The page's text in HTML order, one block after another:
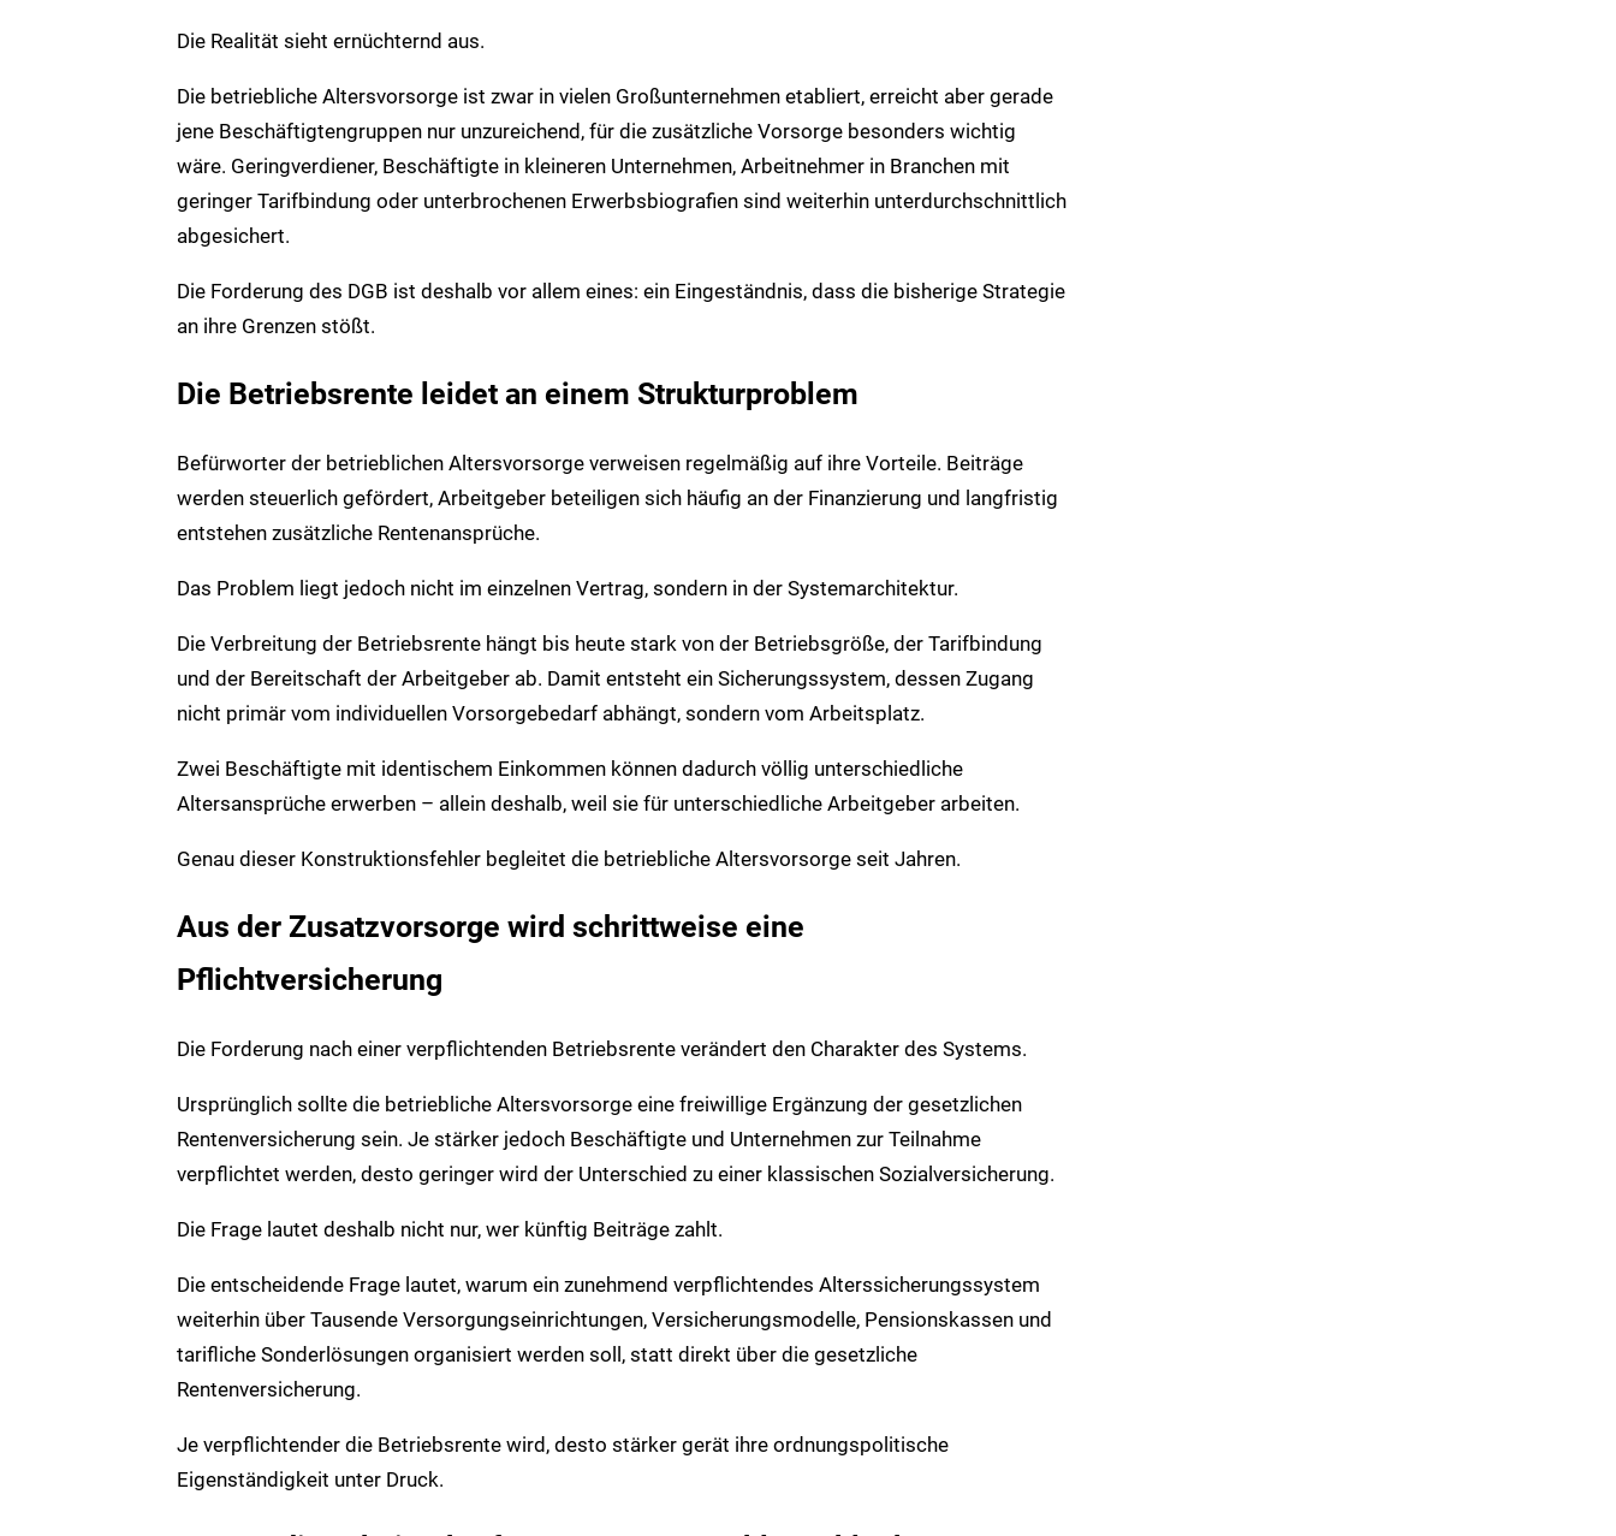
Die Realität sieht ernüchternd aus.
Die betriebliche Altersvorsorge ist zwar in vielen Großunternehmen etabliert, erreicht aber gerade
jene Beschäftigtengruppen nur unzureichend, für die zusätzliche Vorsorge besonders wichtig
wäre. Geringverdiener, Beschäftigte in kleineren Unternehmen, Arbeitnehmer in Branchen mit
geringer Tarifbindung oder unterbrochenen Erwerbsbiografien sind weiterhin unterdurchschnittlich
abgesichert.
Die Forderung des DGB ist deshalb vor allem eines: ein Eingeständnis, dass die bisherige Strategie
an ihre Grenzen stößt.
Die Betriebsrente leidet an einem Strukturproblem
Befürworter der betrieblichen Altersvorsorge verweisen regelmäßig auf ihre Vorteile. Beiträge
werden steuerlich gefördert, Arbeitgeber beteiligen sich häufig an der Finanzierung und langfristig
entstehen zusätzliche Rentenansprüche.
Das Problem liegt jedoch nicht im einzelnen Vertrag, sondern in der Systemarchitektur.
Die Verbreitung der Betriebsrente hängt bis heute stark von der Betriebsgröße, der Tarifbindung
und der Bereitschaft der Arbeitgeber ab. Damit entsteht ein Sicherungssystem, dessen Zugang
nicht primär vom individuellen Vorsorgebedarf abhängt, sondern vom Arbeitsplatz.
Zwei Beschäftigte mit identischem Einkommen können dadurch völlig unterschiedliche
Altersansprüche erwerben – allein deshalb, weil sie für unterschiedliche Arbeitgeber arbeiten.
Genau dieser Konstruktionsfehler begleitet die betriebliche Altersvorsorge seit Jahren.
Aus der Zusatzvorsorge wird schrittweise eine
Pflichtversicherung
Die Forderung nach einer verpflichtenden Betriebsrente verändert den Charakter des Systems.
Ursprünglich sollte die betriebliche Altersvorsorge eine freiwillige Ergänzung der gesetzlichen
Rentenversicherung sein. Je stärker jedoch Beschäftigte und Unternehmen zur Teilnahme
verpflichtet werden, desto geringer wird der Unterschied zu einer klassischen Sozialversicherung.
Die Frage lautet deshalb nicht nur, wer künftig Beiträge zahlt.
Die entscheidende Frage lautet, warum ein zunehmend verpflichtendes Alterssicherungssystem
weiterhin über Tausende Versorgungseinrichtungen, Versicherungsmodelle, Pensionskassen und
tarifliche Sonderlösungen organisiert werden soll, statt direkt über die gesetzliche
Rentenversicherung.
Je verpflichtender die Betriebsrente wird, desto stärker gerät ihre ordnungspolitische
Eigenständigkeit unter Druck.